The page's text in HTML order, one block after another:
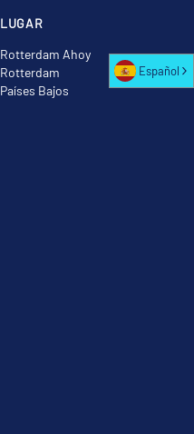
LUGAR
Rotterdam Ahoy
Rotterdam
Países Bajos
Español